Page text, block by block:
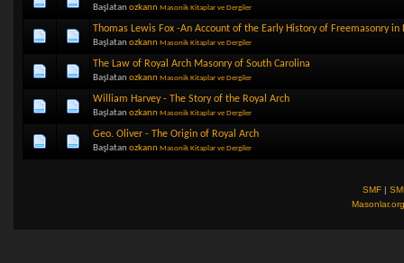
Başlatan ozkann Masonik Kitaplar ve Dergiler
Thomas Lewis Fox -An Account of the Early History of Freemasonry in
Başlatan ozkann Masonik Kitaplar ve Dergiler
The Law of Royal Arch Masonry of South Carolina
Başlatan ozkann Masonik Kitaplar ve Dergiler
William Harvey - The Story of the Royal Arch
Başlatan ozkann Masonik Kitaplar ve Dergiler
Geo. Oliver - The Origin of Royal Arch
Başlatan ozkann Masonik Kitaplar ve Dergiler
SMF |
Masonlar.org